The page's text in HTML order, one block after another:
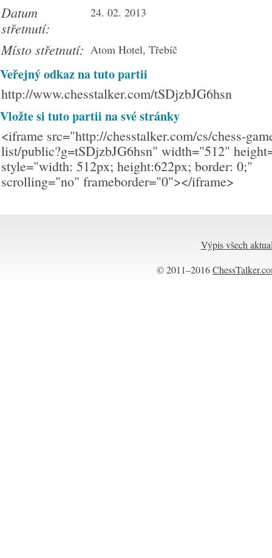
Datum
střetnutí:
24. 02. 2013
Místo střetnutí: Atom Hotel, Třebíč
Veřejný odkaz na tuto partii
http://www.chesstalker.com/tSDjzbJG6hsn
Vložte si tuto partii na své stránky
<iframe src="http://chesstalker.com/cs/chess-
list/public?g=tSDjzbJG6hsn" width="512"
style="width: 512px; height:622px; border: 0;"
scrolling="no" frameborder="0"></iframe>
Výpis všech
© 2011–2016